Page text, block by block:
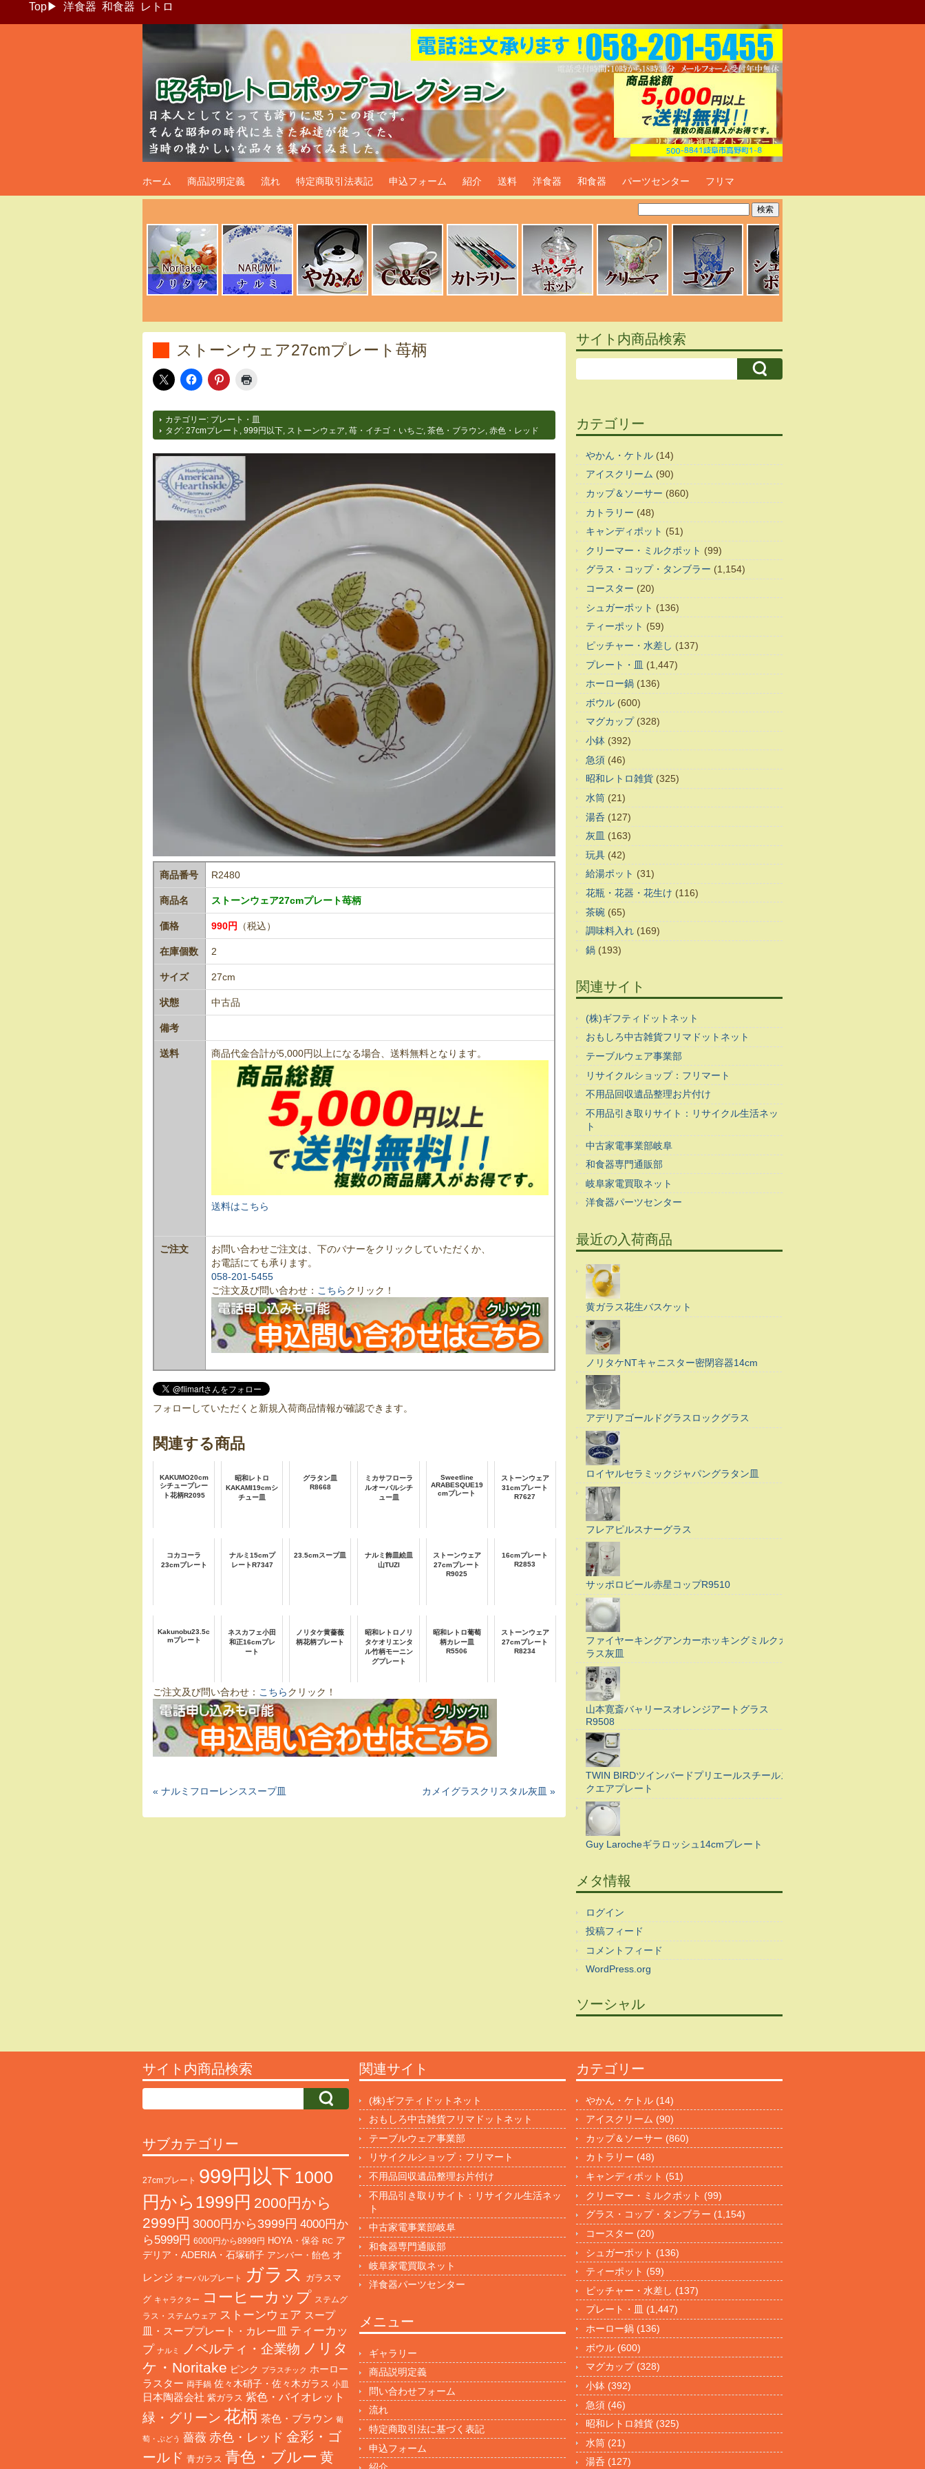
Top▶ 洋食器 和食器 レトロ
昭和レトロポップ食器生活雑貨通販＠フリマート
ホーム 商品説明定義 流れ 特定商取引法表記 申込フォーム 紹介 送料 洋食器 和食器 パーツセンター フリマ
ストーンウェア27cmプレート苺柄
カテゴリー: プレート・皿
タグ: 27cmプレート 999円以下 ストーンウェア 苺・イチゴ・いちご 茶色・ブラウン 赤色・レッド
商品番号 R2480
商品名 ストーンウェア27cmプレート苺柄
価格 990円 （税込）
在庫個数 2
サイズ 27cm
状態 中古品
備考
送料 商品代金合計が5,000円以上になる場合、送料無料となります。
送料はこちら
ご注文
お問い合わせご注文は、下のバナーをクリックしていただくか、
お電話にても承ります。
058-201-5455
ご注文及び問い合わせ： こちらクリック！
フォローしていただくと新規入荷商品情報が確認できます。
関連する商品
KAKUMO20cm
シチュープレー
ト花柄R2095
昭和レトロ
KAKAMI19cmシ
チュー皿
グラタン皿
R8668
ミカサフローラ
ルオーバルシチ
ュー皿
Sweetline
ARABESQUE19
cmプレート
ストーンウェア
31cmプレート
R7627
コカコーラ
23cmプレート
ナルミ15cmプ
レートR7347
23.5cmスープ皿
ナルミ飾皿絵皿
山TUZI
ストーンウェア
27cmプレート
R9025
16cmプレート
R2853
Kakunobu23.5c
mプレート
ネスカフェ小田
和正16cmプレ
ート
ノリタケ黄薔薇
柄花柄プレート
昭和レトロノリ
タケオリエンタ
ル竹柄モーニン
グプレート
昭和レトロ葡萄
柄カレー皿
R5506
ストーンウェア
27cmプレート
R8234
ご注文及び問い合わせ： こちらクリック！
« ナルミフローレンススープ皿 カメイグラスクリスタル灰皿 »
サイト内商品検索
カテゴリー
やかん・ケトル (14)
アイスクリーム (90)
カップ＆ソーサー (860)
カトラリー (48)
キャンディポット (51)
クリーマー・ミルクポット (99)
グラス・コップ・タンブラー (1,154)
コースター (20)
シュガーポット (136)
ティーポット (59)
ピッチャー・水差し (137)
プレート・皿 (1,447)
ホーロー鍋 (136)
ボウル (600)
マグカップ(328)
小鉢 (392)
急須 (46)
昭和レトロ雑貨 (325)
水筒 (21)
湯呑 (127)
灰皿 (163)
玩具 (42)
給湯ポット (31)
花瓶・花器・花生け (116)
茶碗 (65)
調味料入れ (169)
鍋 (193)
関連サイト
(株)ギフティドットネット
おもしろ中古雑貨フリマドットネット
テーブルウェア事業部
リサイクルショップ：フリマート
不用品回収遺品整理お片付け
不用品引き取りサイト：リサイクル生活ネッ
ト
中古家電事業部岐阜
和食器専門通販部
岐阜家電買取ネット
洋食器パーツセンター
最近の入荷商品
黄ガラス花生バスケット
ノリタケNTキャニスター密閉容器14cm
アデリアゴールドグラスロックグラス
ロイヤルセラミックジャパングラタン皿
フレアピルスナーグラス
サッポロビール赤星コップR9510
ファイヤーキングアンカーホッキングミルクガ
ラス灰皿
山本寛斎バャリースオレンジアートグラス
R9508
TWIN BIRDツインバードプリエールスチールス
クエアプレート
Guy Larocheギラロッシュ14cmプレート
メタ情報
ログイン
投稿フィード
コメントフィード
WordPress.org
ソーシャル
サイト内商品検索 関連サイト
(株)ギフティドットネット
おもしろ中古雑貨フリマドットネット
テーブルウェア事業部
リサイクルショップ：フリマート
不用品回収遺品整理お片付け
不用品引き取りサイト：リサイクル生活ネッ
ト
中古家電事業部岐阜
和食器専門通販部
岐阜家電買取ネット
洋食器パーツセンター
カテゴリー
やかん・ケトル (14)
アイスクリーム (90)
カップ＆ソーサー (860)
カトラリー (48)
キャンディポット (51)
クリーマー・ミルクポット (99)
グラス・コップ・タンブラー (1,154)
コースター (20)
シュガーポット (136)
ティーポット (59)
ピッチャー・水差し (137)
プレート・皿 (1,447)
ホーロー鍋 (136)
ボウル (600)
マグカップ(328)
小鉢 (392)
急須 (46)
昭和レトロ雑貨 (325)
水筒 (21)
湯呑 (127)
サブカテゴリー
27cmプレート 999円以下 1000
円から1999円 2000円から
2999円 3000円から3999円 4000円か
ら5999円 6000円から8999円 HOYA・保谷 RC ア
デリア・ADERIA・石塚硝子 アンバー・飴色 オ
レンジ オーバルプレート ガラス ガラスマ
グ キャラクター コーヒーカップ ステムグ
ラス・ステムウェア ストーンウェア スープ
皿・スーププレート・カレー皿 ティーカッ
プ ナルミ ノベルティ・企業物 ノリタ
ケ・Noritake ピンク プラスチック ホーロー
ラスター 両手鍋 佐々木硝子・佐々木ガラス 小皿
日本陶器会社 紫ガラス 紫色・バイオレット
緑・グリーン 花柄 茶色・ブラウン 葡
萄・ぶどう 薔薇 赤色・レッド 金彩・ゴ
ールド 青ガラス 青色・ブルー 黄
メニュー
ギャラリー
商品説明定義
問い合わせフォーム
流れ
特定商取引法に基づく表記
申込フォーム